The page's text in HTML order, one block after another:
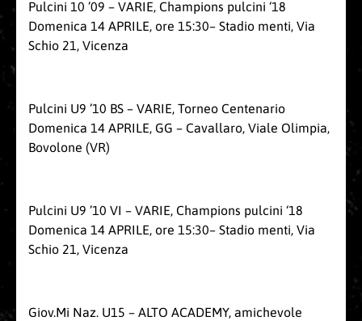
Pulcini 10 ’09 – VARIE, Champions pulcini ‘18
Domenica 14 APRILE, ore 15:30– Stadio menti, Via
Schio 21, Vicenza
Pulcini U9 ’10 BS – VARIE, Torneo Centenario
Domenica 14 APRILE, GG – Cavallaro, Viale Olimpia,
Bovolone (VR)
Pulcini U9 ’10 VI – VARIE, Champions pulcini ‘18
Domenica 14 APRILE, ore 15:30– Stadio menti, Via
Schio 21, Vicenza
Giov.Mi Naz. U15 – ALTO ACADEMY, amichevole